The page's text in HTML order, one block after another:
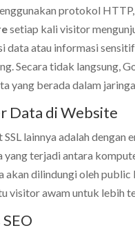
protokol
setiap kali visitor
data atau informasi
Secara tidak langsung,
yang berada dalam
Data di Website
lainnya adalah dengan
yang terjadi antara
akan dilindungi oleh
visitor awam untuk lebih